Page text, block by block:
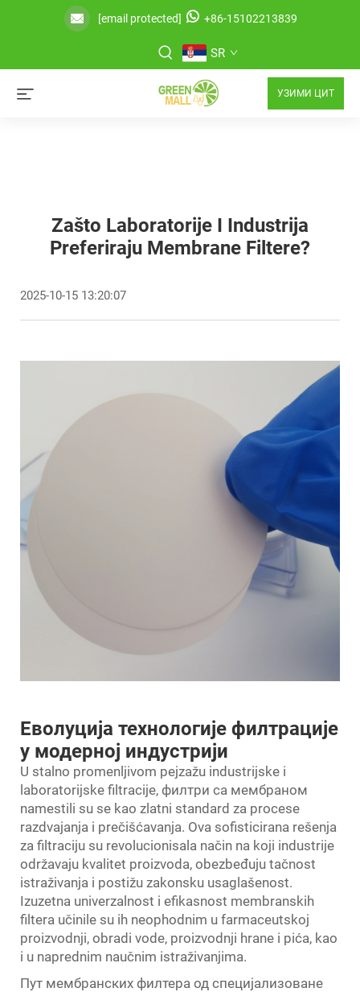
[email protected] +86-15102213839
SR
УЗИМИ ЦИТ
Zašto Laboratorije I Industrija
Preferiraju Membrane Filtere?
2025-10-15 13:20:07
Еволуција технологије филтрације
у модерној индустрији
U stalno promenljivom pejzažu industrijske i
laboratorijske filtracije, филтри са мембраном
namestili su se kao zlatni standard za procese
razdvajanja i prečišćavanja. Ova sofisticirana rešenja
za filtraciju su revolucionisala način na koji industrije
održavaju kvalitet proizvoda, obezbeđuju tačnost
istraživanja i postižu zakonsku usaglašenost.
Izuzetna univerzalnost i efikasnost membranskih
filtera učinile su ih neophodnim u farmaceutskoj
proizvodnji, obradi vode, proizvodnji hrane i pića, kao
i u naprednim naučnim istraživanjima.
Пут мембранских филтера од специјализоване